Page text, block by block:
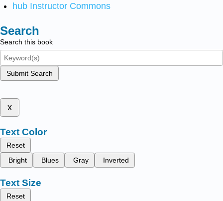
hub Instructor Commons
Search
Search this book
Submit Search
x
Text Color
Reset
Bright
Blues Gray Inverted
Text Size
Reset